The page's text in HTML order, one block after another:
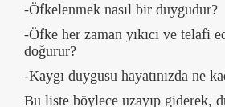
-Öfkelenmek nasıl bir duygudur?
-Öfke her zaman yıkıcı ve telafi
doğurur?
-Kaygı duygusu hayatınızda ne
Bu liste böylece uzayıp giderek,